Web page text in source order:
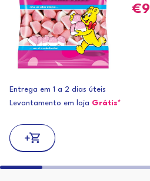
9
Entrega em 1 a 2 dias úteis
Levantamento em loja Grátis*